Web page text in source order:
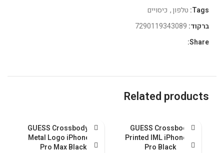
Tags: טלפון, כיסויים
ברקוד:
Share:
Related products
GUESS Crossbody
Printed IML iPhone 15
Pro Black
GUESS Crossbody PU
Metal Logo iPhone 15
Pro Max Black